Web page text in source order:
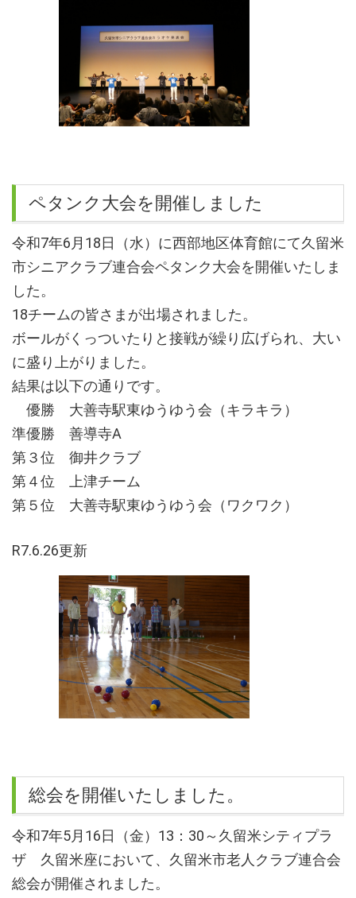
ペタンク大会を開催しました
令和7年6月18日（水）に西部地区体育館にて久留米
市シニアクラブ連合会ペタンク大会を開催いたしま
した。
18チームの皆さまが出場されました。
ボールがくっついたりと接戦が繰り広げられ、大い
に盛り上がりました。
結果は以下の通りです。
優勝 大善寺駅東ゆうゆう会（キラキラ）
準優勝 善導寺A
第３位 御井クラブ
第４位 上津チーム
第５位 大善寺駅東ゆうゆう会（ワクワク）
R7.6.26更新
総会を開催いたしました。
令和7年5月16日（金）13：30～久留米シティプラ
ザ 久留米座において、久留米市老人クラブ連合会
総会が開催されました。